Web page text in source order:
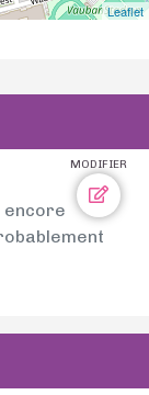
Leaflet
MODIFIER
encore